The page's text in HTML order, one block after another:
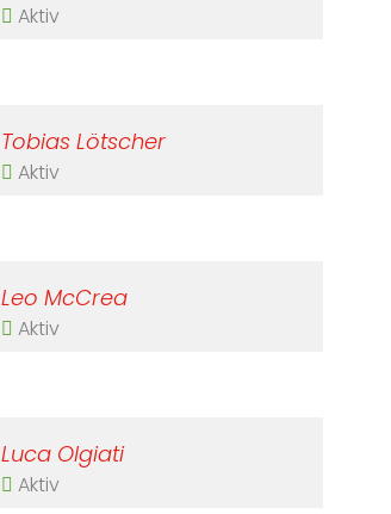
Aktiv
Tobias Lötscher
Aktiv
Leo McCrea
Aktiv
Luca Olgiati
Aktiv